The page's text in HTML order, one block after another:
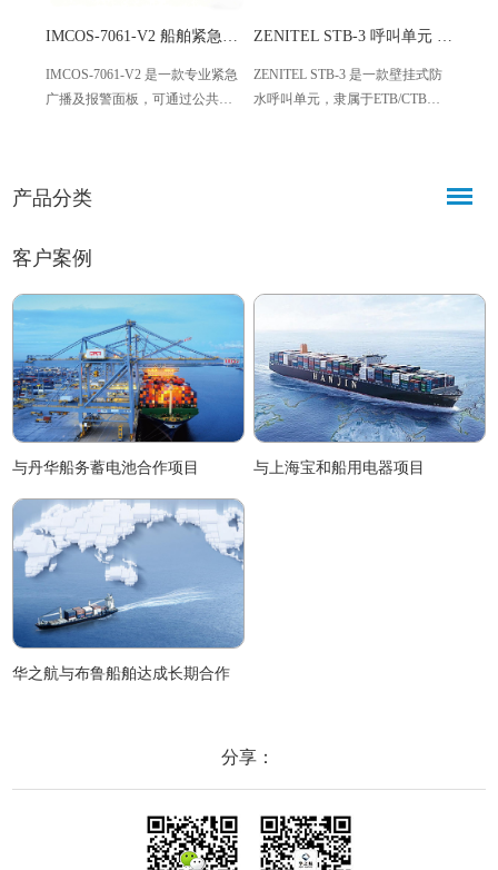
IMCOS-7061-V2 船舶紧急呼叫报警面板
IMCOS-7061-V2 是一款专业紧急
广播及报警面板，可通过公共广
超越多项国际权威标准，可靠性
有力保障。
ZENITEL STB-3 呼叫单元 壁挂式防水对讲呼叫器
ZENITEL STB-3 是一款壁挂式防
水呼叫单元，隶属于ETB/CTB对
化集
产品分类
客户案例
与丹华船务蓄电池合作项目 与上海宝和船用电器项目
华之航与布鲁船舶达成长期合作
分享：